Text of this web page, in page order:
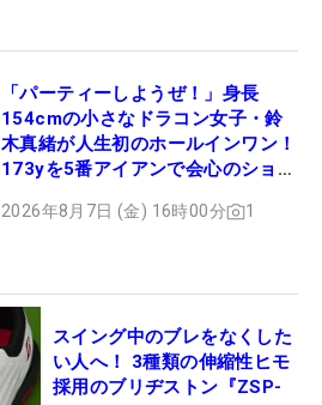
「パーティーしようぜ！」身長
154cmの小さなドラコン女子・鈴
木真緒が人生初のホールインワン！
173yを5番アイアンで会心のショッ
2026年8月7日 (金) 16時00分 1
スイング中のブレをなくした
い人へ！ 3種類の伸縮性ヒモ
採用のブリヂストン『ZSP-